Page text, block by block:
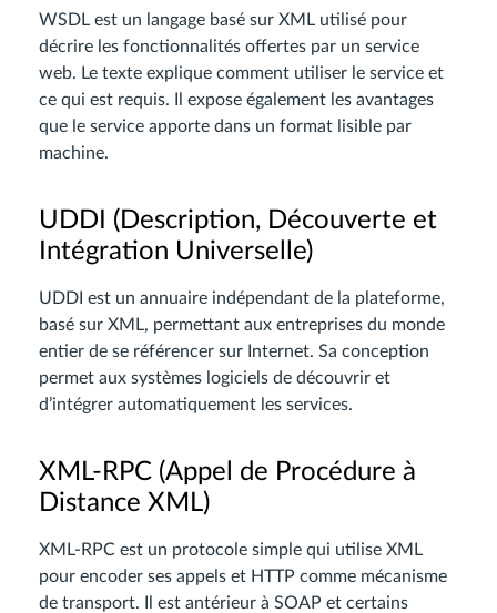
WSDL est un langage basé sur XML utilisé pour
décrire les fonctionnalités offertes par un service
web. Le texte explique comment utiliser le service et
ce qui est requis. Il expose également les avantages
que le service apporte dans un format lisible par
machine.
UDDI (Description, Découverte et
Intégration Universelle)
UDDI est un annuaire indépendant de la plateforme,
basé sur XML, permettant aux entreprises du monde
entier de se référencer sur Internet. Sa conception
permet aux systèmes logiciels de découvrir et
d’intégrer automatiquement les services.
XML-RPC (Appel de Procédure à
Distance XML)
XML-RPC est un protocole simple qui utilise XML
pour encoder ses appels et HTTP comme mécanisme
de transport. Il est antérieur à SOAP et certains